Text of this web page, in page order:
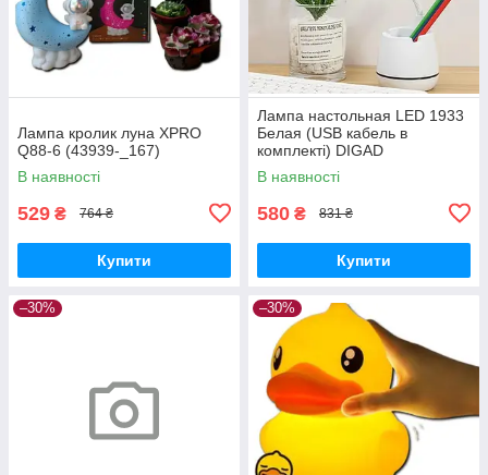
Лампа кролик луна XPRO
Q88-6 (43939-_167)
В наявності
529 ₴ 764 ₴
Купити
Лампа настольная LED 1933
Белая (USB кабель в
комплекті) DIGAD
В наявності
580 ₴ 831 ₴
Купити
–30% –30%